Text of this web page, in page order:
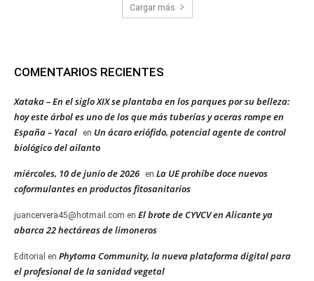
Cargar más
COMENTARIOS RECIENTES
Xataka – En el siglo XIX se plantaba en los parques por su belleza:
hoy este árbol es uno de los que más tuberías y aceras rompe en
España – Yacal
en Un ácaro eriófido, potencial agente de control
biológico del ailanto
miércoles, 10 de junio de 2026 en La UE prohíbe doce nuevos
coformulantes en productos fitosanitarios
juancervera45@hotmail.com en El brote de CYVCV en Alicante ya
abarca 22 hectáreas de limoneros
Editorial en Phytoma Community, la nueva plataforma digital para
el profesional de la sanidad vegetal